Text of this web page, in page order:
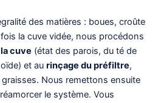
des matières : boues, croûte
la cuve vidée, nous procédons
cuve (état des parois, du té de
et au rinçage du préfiltre,
Nous remettons ensuite
le système. Vous